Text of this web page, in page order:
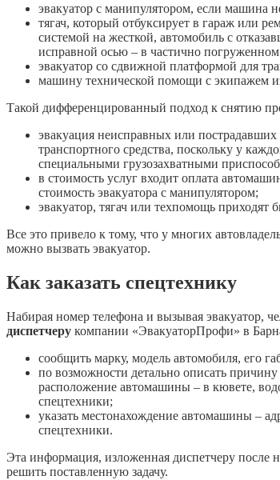
эвакуатор с манипулятором, если машина
тягач, который отбуксирует в гараж или
системой на жесткой, автомобиль с
исправной осью – в частично
эвакуатор со сдвижной платформой для
машину технической помощи с экипажем
Такой дифференцированный подход к снятию
эвакуация неисправных или
транспортного средства, поскольку у
специальными грузозахватными
в стоимость услуг входит оплата
стоимость эвакуатора с манипулятором;
эвакуатор, тягач или техпомощь приходят
Все это привело к тому, что у многих
можно вызвать эвакуатор.
Как заказать спецтехнику
Набирая номер телефона и вызывая эвакуатор,
диспетчеру компании «ЭвакуаторПрофи» в
сообщить марку, модель автомобиля, его
по возможности детально описать
расположение автомашины – в кювете,
спецтехники;
указать местонахождение автомашины –
спецтехники.
Эта информация, изложенная диспетчеру после
решить поставленную задачу.